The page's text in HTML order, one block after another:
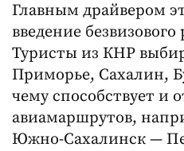
Главным драйвером
введение
Туристы из КНР
Приморье, Сахалин,
чему способствует и
авиамаршрутов,
Южно-Сахалинск —